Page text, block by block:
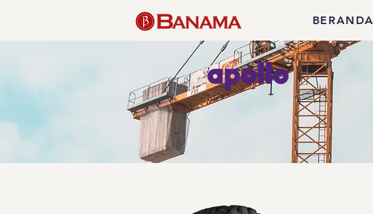
BERANDA